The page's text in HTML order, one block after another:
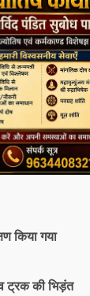
किया गया
ट्रक की भिड़ंत